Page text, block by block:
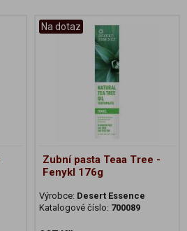
Na dotaz
Zubní pasta Teaa Tree -
Fenykl 176g
Výrobce: Desert Essence
Katalogové číslo: 700089